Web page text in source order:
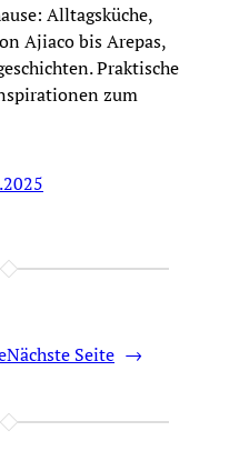
Alltagsküche,
Ajiaco bis Arepas,
Praktische
zum
Nächste Seite →